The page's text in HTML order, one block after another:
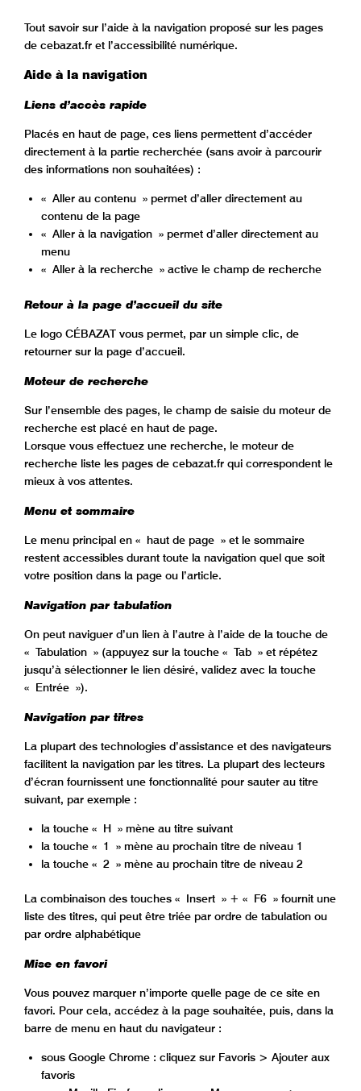
Tout savoir sur l’aide à la navigation proposé sur les pages
de cebazat.fr et l’accessibilité numérique.
Aide à la navigation
Liens d’accès rapide
Placés en haut de page, ces liens permettent d’accéder
directement à la partie recherchée (sans avoir à parcourir
des informations non souhaitées) :
« Aller au contenu » permet d’aller directement au
contenu de la page
« Aller à la navigation » permet d’aller directement au
menu
« Aller à la recherche » active le champ de recherche
Retour à la page d’accueil du site
Le logo CÉBAZAT vous permet, par un simple clic, de
retourner sur la page d’accueil.
Moteur de recherche
Sur l’ensemble des pages, le champ de saisie du moteur de
recherche est placé en haut de page.
Lorsque vous effectuez une recherche, le moteur de
recherche liste les pages de cebazat.fr qui correspondent le
mieux à vos attentes.
Menu et sommaire
Le menu principal en « haut de page » et le sommaire
restent accessibles durant toute la navigation quel que soit
votre position dans la page ou l’article.
Navigation par tabulation
On peut naviguer d’un lien à l’autre à l’aide de la touche de
« Tabulation » (appuyez sur la touche « Tab » et répétez
jusqu’à sélectionner le lien désiré, validez avec la touche
« Entrée »).
Navigation par titres
La plupart des technologies d’assistance et des navigateurs
facilitent la navigation par les titres. La plupart des lecteurs
d’écran fournissent une fonctionnalité pour sauter au titre
suivant, par exemple :
la touche « H » mène au titre suivant
la touche « 1 » mène au prochain titre de niveau 1
la touche « 2 » mène au prochain titre de niveau 2
La combinaison des touches « Insert » + « F6 » fournit une
liste des titres, qui peut être triée par ordre de tabulation ou
par ordre alphabétique
Mise en favori
Vous pouvez marquer n’importe quelle page de ce site en
favori. Pour cela, accédez à la page souhaitée, puis, dans la
barre de menu en haut du navigateur :
sous Google Chrome : cliquez sur Favoris > Ajouter aux
favoris